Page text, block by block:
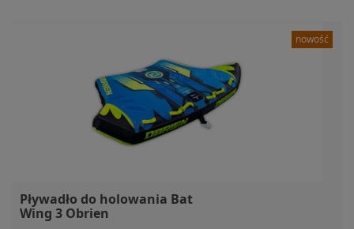
Pływadło do holowania Bat
Wing 3 Obrien
nowość